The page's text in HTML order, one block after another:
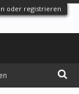
oder registrieren